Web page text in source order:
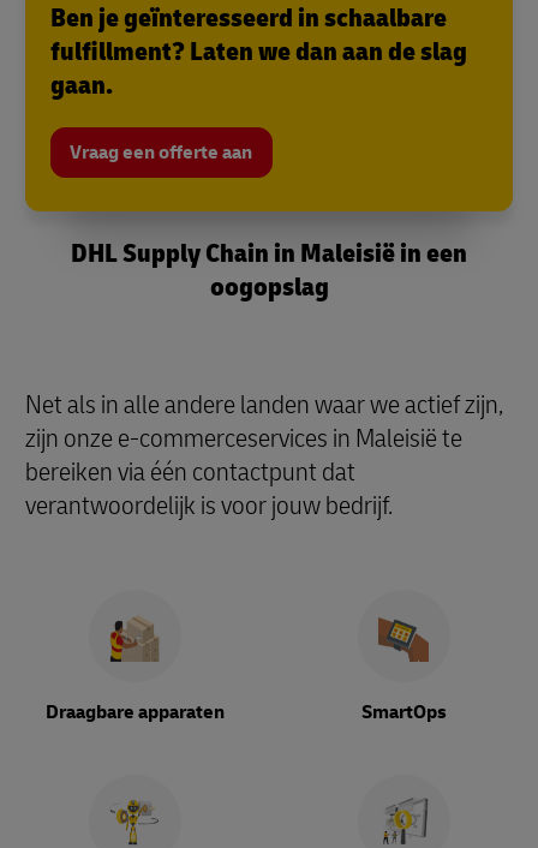
Ben je geïnteresseerd in schaalbare
fulfillment? Laten we dan aan de slag
gaan.
Vraag een offerte aan
DHL Supply Chain in Maleisië in een
oogopslag
Net als in alle andere landen waar we actief zijn,
zijn onze e-commerceservices in Maleisië te
bereiken via één contactpunt dat
verantwoordelijk is voor jouw bedrijf.
Draagbare apparaten SmartOps